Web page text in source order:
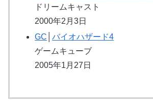
ドリームキャスト
2000年2月3日
GC │バイオハザード4
ゲームキューブ
2005年1月27日